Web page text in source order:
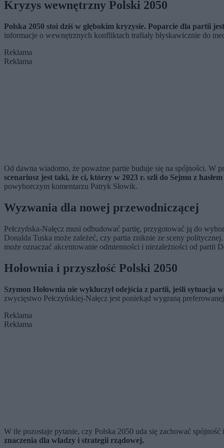
Kryzys wewnętrzny Polski 2050
Polska 2050 stoi dziś w głębokim kryzysie. Poparcie dla partii
informacje o wewnętrznych konfliktach trafiały błyskawicznie do
Reklama
Reklama
Od dawna wiadomo, że poważne partie buduje się na spójności. W
scenariusz jest taki, że ci, którzy w 2023 r. szli do Sejmu z
powyborczym komentarzu Patryk Słowik.
Wyzwania dla nowej przewodniczącej
Pełczyńska-Nałęcz musi odbudować partię, przygotować ją do
Donalda Tuska może zależeć, czy partia zniknie ze sceny
może oznaczać akcentowanie odmienności i niezależności od partii
Hołownia i przyszłość Polski 2050
Szymon Hołownia nie wykluczył odejścia z partii, jeśli sytuacja
zwycięstwo Pełczyńskiej-Nałęcz jest poniekąd wygraną
Reklama
Reklama
W tle pozostaje pytanie, czy Polska 2050 uda się zachować
znaczenia dla władzy i strategii rządowej.